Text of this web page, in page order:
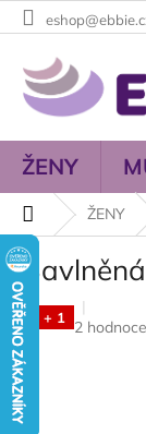
Přejít
na
ŽENY
Domů ŽENY
3 + 1 Průměrné
2